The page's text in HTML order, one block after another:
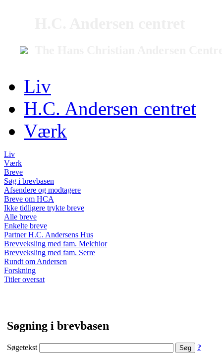
Liv
H.C. Andersen centret
Værk
Liv
Værk
Breve
Søg i brevbasen
Afsendere og modtagere
Breve om HCA
Ikke tidligere trykte breve
Alle breve
Enkelte breve
Partner H.C. Andersens Hus
Brevveksling med fam. Melchior
Brevveksling med fam. Serre
Rundt om Andersen
Forskning
Titler oversat
Søgning i brevbasen
Søgetekst ?